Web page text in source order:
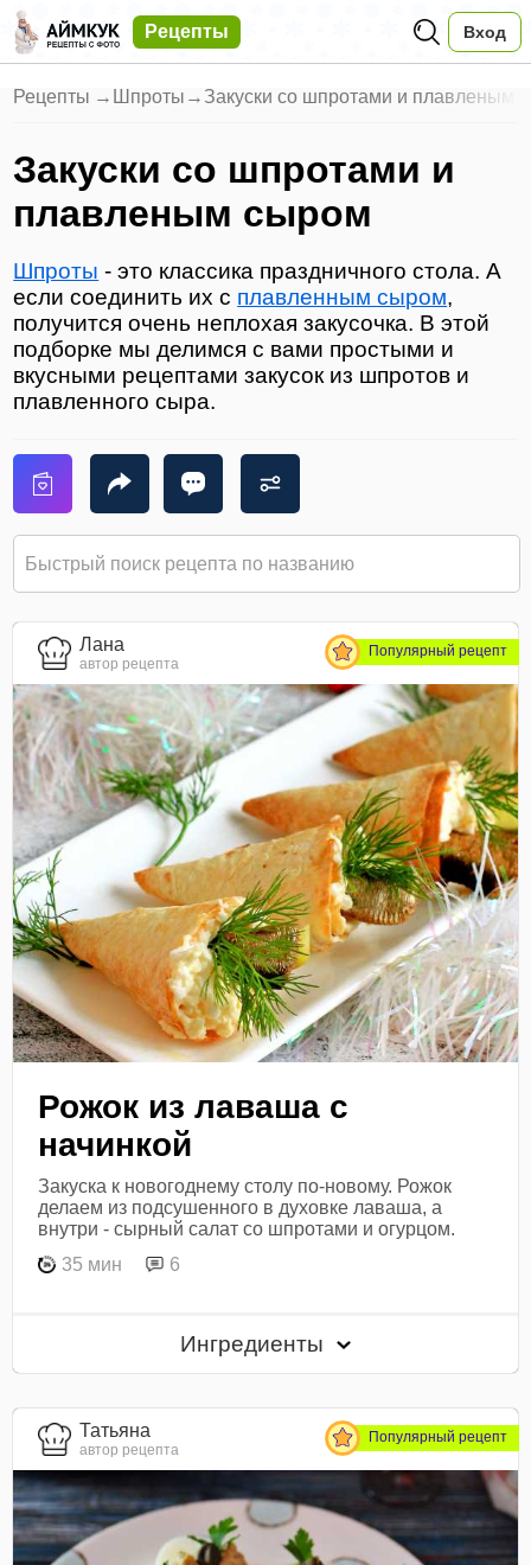
Рецепты Вход
Рецепты → Шпроты → Закуски со шпротами и плавленым
Закуски со шпротами и
плавленым сыром
Шпроты - это классика праздничного стола. А
если соединить их с плавленным сыром,
получится очень неплохая закусочка. В этой
подборке мы делимся с вами простыми и
вкусными рецептами закусок из шпротов и
плавленного сыра.
Лана
автор рецепта
Популярный рецепт
Рожок из лаваша с
начинкой
Закуска к новогоднему столу по-новому. Рожок
делаем из подсушенного в духовке лаваша, а
внутри - сырный салат со шпротами и огурцом.
35 мин
6
Ингредиенты
Татьяна
автор рецепта
Популярный рецепт